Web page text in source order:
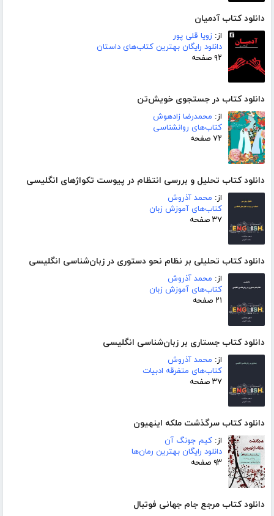
دانلود کتاب آدمیان
از: زویا قلی پور
دانلود رایگان بهترین کتاب‌های داستان
۹۲ صفحه
دانلود کتاب در جستجوی خویش‌تن
از: محمدرضا زادهوش
کتاب‌های روانشناسی
۷۲ صفحه
دانلود کتاب تحلیل و بررسی انتظام در پیوست تکواژهای انگلیسی
از: محمد آذروش
کتاب‌های آموزش زبان
۳۷ صفحه
دانلود کتاب تحلیلی بر نظام نحو دستوری در زبان‌شناسی انگلیسی
از: محمد آذروش
کتاب‌های آموزش زبان
۲۱ صفحه
دانلود کتاب جستاری بر زبان‌شناسی انگلیسی
از: محمد آذروش
کتاب‌های متفرقه ادبیات
۳۷ صفحه
دانلود کتاب سرگذشت ملکه اینهیون
از: کیم جونگ آن
دانلود رایگان بهترین رمان‌ها
۹۳ صفحه
دانلود کتاب مرجع جام جهانی فوتبال